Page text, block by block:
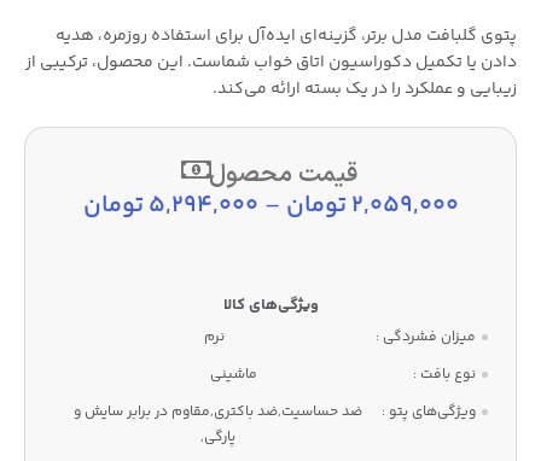
پتوی گلبافت مدل برتر، گزینه‌ای ایده‌آل برای استفاده روزمره، هدیه
دادن یا تکمیل دکوراسیون اتاق خواب شماست. این محصول، ترکیبی از
زیبایی و عملکرد را در یک بسته ارائه می‌کند.
قیمت محصول
2,059,000تومان –
5,294,000تومان
میزان فشردگی :
نرم
نوع بافت :
ماشینی
ویژگی‌های پتو :
ضد حساسیت,ضد باکتری,مقاوم در برابر سایش و
پارگی,